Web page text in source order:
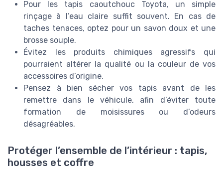
Pour les tapis caoutchouc Toyota, un simple
rinçage à l’eau claire suffit souvent. En cas de
taches tenaces, optez pour un savon doux et une
brosse souple.
Évitez les produits chimiques agressifs qui
pourraient altérer la qualité ou la couleur de vos
accessoires d’origine.
Pensez à bien sécher vos tapis avant de les
remettre dans le véhicule, afin d’éviter toute
formation de moisissures ou d’odeurs
désagréables.
Protéger l’ensemble de l’intérieur : tapis,
housses et coffre